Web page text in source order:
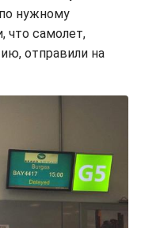
нужному
что самолет,
отправили на